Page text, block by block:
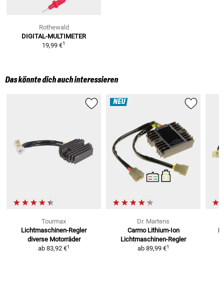
Rothewald
DIGITAL-MULTIMETER
19,99 €1
Das könnte dich auch interessieren
Tourmax
Lichtmaschinen-Regler
diverse Motorräder
ab 83,92 €1
NEU
Dr. Martens
Carmo Lithium-Ion
Lichtmaschinen-Regler
ab 89,99 €1